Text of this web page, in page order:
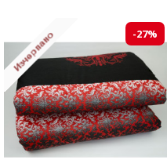
-27%